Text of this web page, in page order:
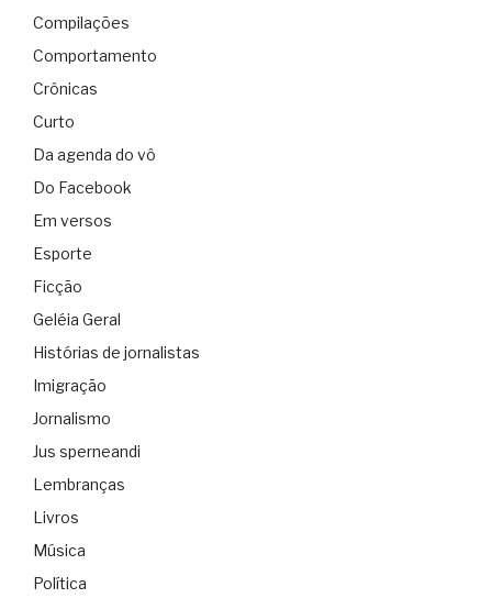
Compilações
Comportamento
Crônicas
Curto
Da agenda do vô
Do Facebook
Em versos
Esporte
Ficção
Geléia Geral
Histórias de jornalistas
Imigração
Jornalismo
Jus sperneandi
Lembranças
Livros
Música
Política